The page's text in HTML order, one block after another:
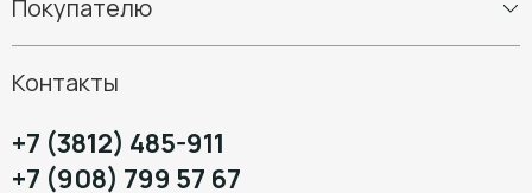
Диски
Шиномонтаж
Покупателю
Контакты
+7 (3812) 485-911
+7 (908) 799 57 67